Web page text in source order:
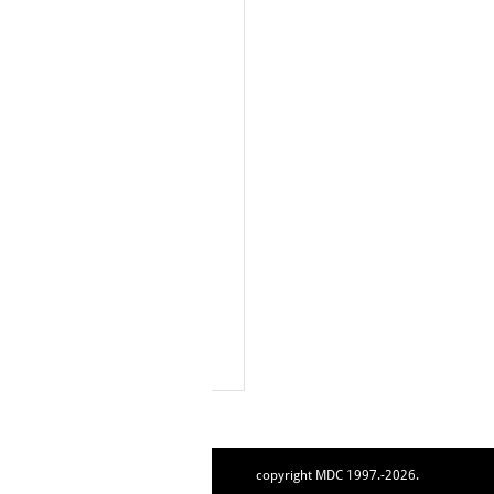
copyright MDC 1997.-2026.